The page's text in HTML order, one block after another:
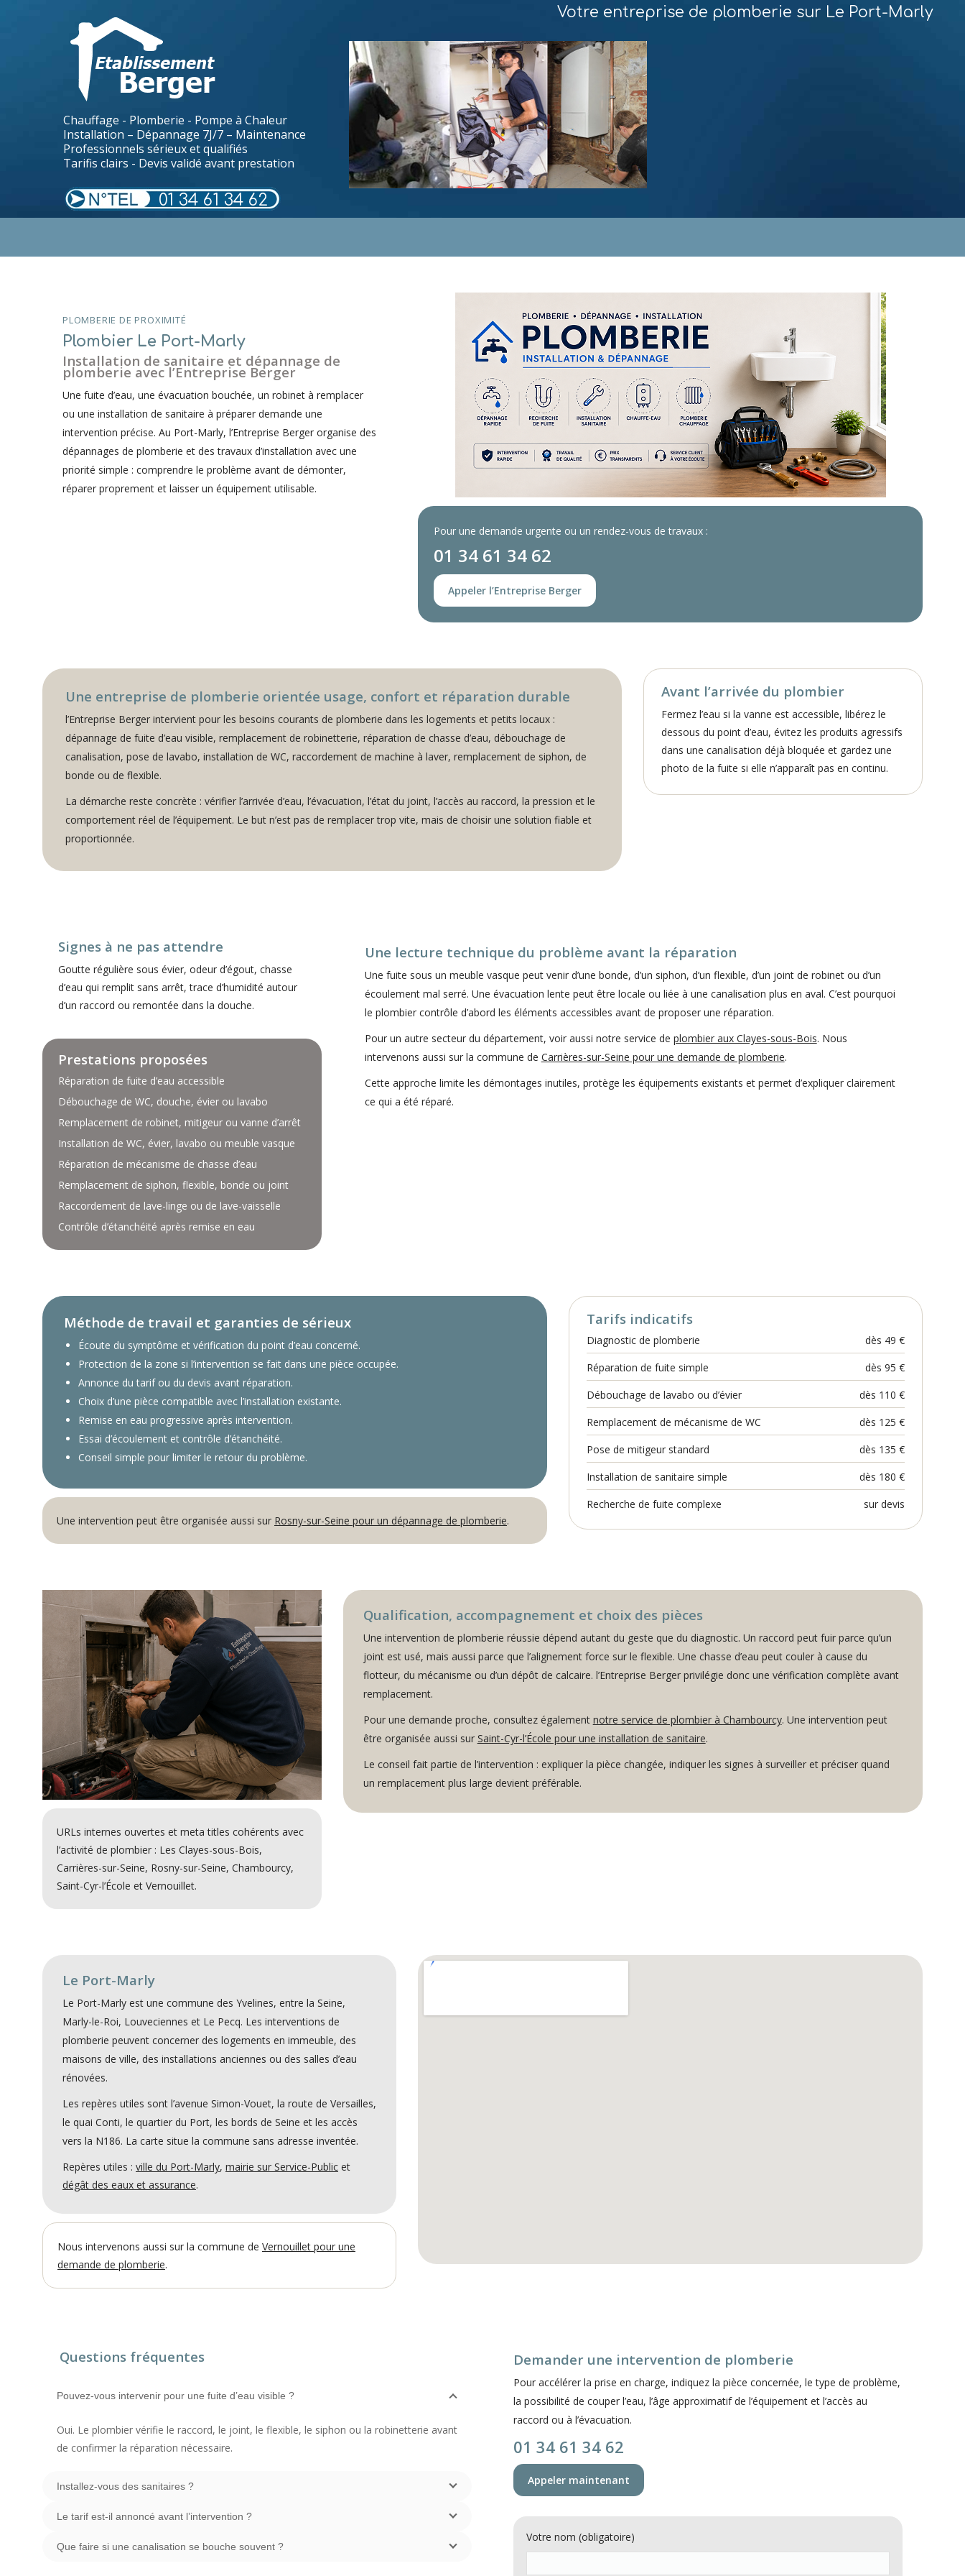
Chauffage - Plomberie - Pompe à Chaleur
Installation – Dépannage 7J/7 – Maintenance
Professionnels sérieux et qualifiés
Tarifis clairs - Devis validé avant prestation
01 34 61 34 62
Votre entreprise de plomberie sur Le Port-Marly
PLOMBERIE DE PROXIMITÉ
Plombier Le Port-Marly
Installation de sanitaire et dépannage de
plomberie avec l’Entreprise Berger
Une fuite d’eau, une évacuation bouchée, un robinet à remplacer
ou une installation de sanitaire à préparer demande une
intervention précise. Au Port-Marly, l’Entreprise Berger organise des
dépannages de plomberie et des travaux d’installation avec une
priorité simple : comprendre le problème avant de démonter,
réparer proprement et laisser un équipement utilisable.
Pour une demande urgente ou un rendez-vous de travaux :
01 34 61 34 62
Appeler l’Entreprise Berger
Une entreprise de plomberie orientée usage, confort et réparation durable
l’Entreprise Berger intervient pour les besoins courants de plomberie dans les logements et petits locaux :
dépannage de fuite d’eau visible, remplacement de robinetterie, réparation de chasse d’eau, débouchage de
canalisation, pose de lavabo, installation de WC, raccordement de machine à laver, remplacement de siphon, de
bonde ou de flexible.
La démarche reste concrète : vérifier l’arrivée d’eau, l’évacuation, l’état du joint, l’accès au raccord, la pression et le
comportement réel de l’équipement. Le but n’est pas de remplacer trop vite, mais de choisir une solution fiable et
proportionnée.
Avant l’arrivée du plombier
Fermez l’eau si la vanne est accessible, libérez le
dessous du point d’eau, évitez les produits agressifs
dans une canalisation déjà bloquée et gardez une
photo de la fuite si elle n’apparaît pas en continu.
Signes à ne pas attendre
Goutte régulière sous évier, odeur d’égout, chasse
d’eau qui remplit sans arrêt, trace d’humidité autour
d’un raccord ou remontée dans la douche.
Prestations proposées
Réparation de fuite d’eau accessible
Débouchage de WC, douche, évier ou lavabo
Remplacement de robinet, mitigeur ou vanne d’arrêt
Installation de WC, évier, lavabo ou meuble vasque
Réparation de mécanisme de chasse d’eau
Remplacement de siphon, flexible, bonde ou joint
Raccordement de lave-linge ou de lave-vaisselle
Contrôle d’étanchéité après remise en eau
Une lecture technique du problème avant la réparation
Une fuite sous un meuble vasque peut venir d’une bonde, d’un siphon, d’un flexible, d’un joint de robinet ou d’un
écoulement mal serré. Une évacuation lente peut être locale ou liée à une canalisation plus en aval. C’est pourquoi
le plombier contrôle d’abord les éléments accessibles avant de proposer une réparation.
Pour un autre secteur du département, voir aussi notre service de plombier aux Clayes-sous-Bois. Nous
intervenons aussi sur la commune de Carrières-sur-Seine pour une demande de plomberie.
Cette approche limite les démontages inutiles, protège les équipements existants et permet d’expliquer clairement
ce qui a été réparé.
Méthode de travail et garanties de sérieux
Écoute du symptôme et vérification du point d’eau concerné.
Protection de la zone si l’intervention se fait dans une pièce occupée.
Annonce du tarif ou du devis avant réparation.
Choix d’une pièce compatible avec l’installation existante.
Remise en eau progressive après intervention.
Essai d’écoulement et contrôle d’étanchéité.
Conseil simple pour limiter le retour du problème.
Une intervention peut être organisée aussi sur Rosny-sur-Seine pour un dépannage de plomberie.
Tarifs indicatifs
Diagnostic de plomberie
dès 49 €
Réparation de fuite simple
dès 95 €
Débouchage de lavabo ou d’évier
dès 110 €
Remplacement de mécanisme de WC
dès 125 €
Pose de mitigeur standard
dès 135 €
Installation de sanitaire simple
dès 180 €
Recherche de fuite complexe
sur devis
URLs internes ouvertes et meta titles cohérents avec
l’activité de plombier : Les Clayes-sous-Bois,
Carrières-sur-Seine, Rosny-sur-Seine, Chambourcy,
Saint-Cyr-l’École et Vernouillet.
Qualification, accompagnement et choix des pièces
Une intervention de plomberie réussie dépend autant du geste que du diagnostic. Un raccord peut fuir parce qu’un
joint est usé, mais aussi parce que l’alignement force sur le flexible. Une chasse d’eau peut couler à cause du
flotteur, du mécanisme ou d’un dépôt de calcaire. l’Entreprise Berger privilégie donc une vérification complète avant
remplacement.
Pour une demande proche, consultez également notre service de plombier à Chambourcy. Une intervention peut
être organisée aussi sur Saint-Cyr-l’École pour une installation de sanitaire.
Le conseil fait partie de l’intervention : expliquer la pièce changée, indiquer les signes à surveiller et préciser quand
un remplacement plus large devient préférable.
Le Port-Marly
Le Port-Marly est une commune des Yvelines, entre la Seine,
Marly-le-Roi, Louveciennes et Le Pecq. Les interventions de
plomberie peuvent concerner des logements en immeuble, des
maisons de ville, des installations anciennes ou des salles d’eau
rénovées.
Les repères utiles sont l’avenue Simon-Vouet, la route de Versailles,
le quai Conti, le quartier du Port, les bords de Seine et les accès
vers la N186. La carte situe la commune sans adresse inventée.
Repères utiles : ville du Port-Marly, mairie sur Service-Public et
dégât des eaux et assurance.
Nous intervenons aussi sur la commune de Vernouillet pour une
demande de plomberie.
Questions fréquentes
Pouvez-vous intervenir pour une fuite d’eau visible ?
Oui. Le plombier vérifie le raccord, le joint, le flexible, le siphon ou la robinetterie avant
de confirmer la réparation nécessaire.
Installez-vous des sanitaires ?
Le tarif est-il annoncé avant l’intervention ?
Que faire si une canalisation se bouche souvent ?
Demander une intervention de plomberie
Pour accélérer la prise en charge, indiquez la pièce concernée, le type de problème,
la possibilité de couper l’eau, l’âge approximatif de l’équipement et l’accès au
raccord ou à l’évacuation.
01 34 61 34 62
Appeler maintenant
Votre nom (obligatoire)